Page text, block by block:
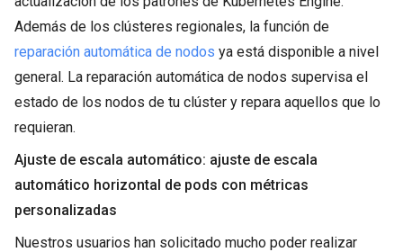
Además de los clústeres regionales, la función de
reparación automática de nodos ya está disponible a nivel
general. La reparación automática de nodos supervisa el
estado de los nodos de tu clúster y repara aquellos que lo
requieran.
Ajuste de escala automático: ajuste de escala
automático horizontal de pods con métricas
personalizadas
Nuestros usuarios han solicitado mucho poder realizar